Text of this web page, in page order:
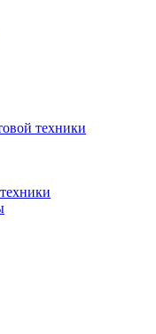
техники